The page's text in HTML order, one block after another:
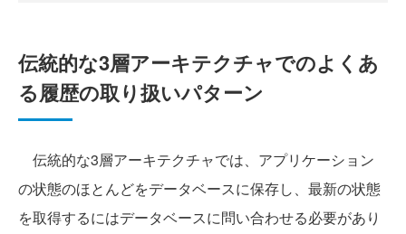
伝統的な3層アーキテクチャでのよくあ
る履歴の取り扱いパターン
伝統的な3層アーキテクチャでは、アプリケーション
の状態のほとんどをデータベースに保存し、最新の状態
を取得するにはデータベースに問い合わせる必要があり